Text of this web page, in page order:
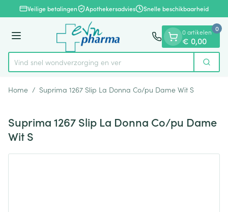
Ga naar de inhoud
1 van 1Veilige betalingen Apothekersadvies Snelle beschikbaarheid
Menu
Product, merk, categorie...
Vind snel wondverzorgi Zoek
0 artikelen
€ 0,00
0
Home / Suprima 1267 Slip La Donna Co/pu Dame Wit S
Suprima 1267 Slip La Donna Co/pu Dame
Wit S